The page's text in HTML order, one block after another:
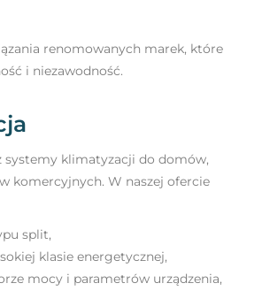
renomowanych marek, które
i niezawodność.
systemy klimatyzacji do domów,
komercyjnych. W naszej ofercie
split,
klasie energetycznej,
mocy i parametrów urządzenia,